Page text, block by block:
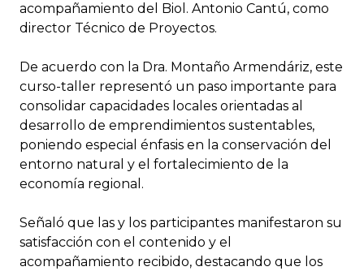
acompañamiento del Biol. Antonio Cantú, como
director Técnico de Proyectos.
De acuerdo con la Dra. Montaño Armendáriz, este
curso-taller representó un paso importante para
consolidar capacidades locales orientadas al
desarrollo de emprendimientos sustentables,
poniendo especial énfasis en la conservación del
entorno natural y el fortalecimiento de la
economía regional.
Señaló que las y los participantes manifestaron su
satisfacción con el contenido y el
acompañamiento recibido, destacando que los